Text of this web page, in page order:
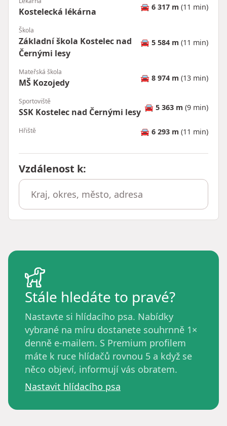
Kostelecká lékárna 🚘 6 317 m (11 min)
Škola
Základní škola Kostelec nad
Černými lesy
🚘 5 584 m (11 min)
Mateřská škola
MŠ Kozojedy 🚘 8 974 m (13 min)
Sportoviště
SSK Kostelec nad Černými lesy 🚘 5 363 m (9 min)
Hřiště 🚘 6 293 m (11 min)
Vzdálenost k:
Stále hledáte to pravé?
Nastavte si hlídacího psa. Nabídky
vybrané na míru dostanete souhrnně 1×
denně e-mailem. S Premium profilem
máte k ruce hlídačů rovnou 5 a když se
něco objeví, informují vás obratem.
Nastavit hlídacího psa